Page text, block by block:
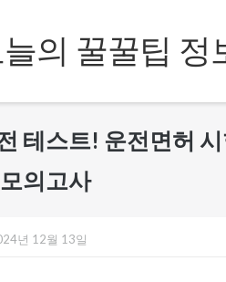
늘의 꿀꿀팁 정
테스트! 운전면허
의고사
년 12월 13일